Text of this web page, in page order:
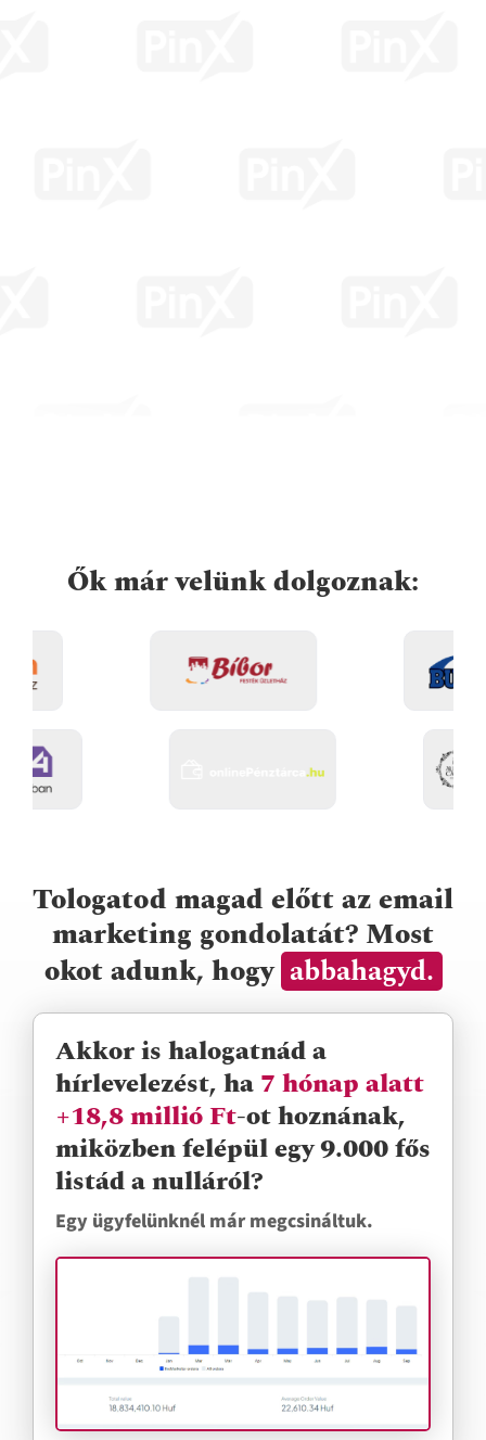
Ők már velünk dolgoznak:
Tologatod magad előtt az email
marketing gondolatát? Most
okot adunk, hogy abbahagyd.
Akkor is halogatnád a
hírlevelezést, ha7 hónap alatt
+18,8 millió Ft-ot hoznának,
miközben felépül egy 9.000 fős
listád a nulláról?
Egy ügyfelünknél már megcsináltuk.